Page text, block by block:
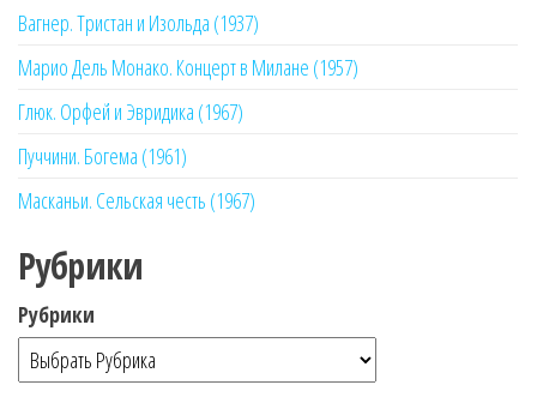
Вагнер. Тристан и Изольда (1937)
Марио Дель Монако. Концерт в Милане (1957)
Глюк. Орфей и Эвридика (1967)
Пуччини. Богема (1961)
Масканьи. Сельская честь (1967)
Рубрики
Рубрики